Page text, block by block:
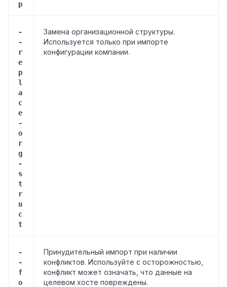
p
-
-
r
e
p
l
a
c
e
-
o
r
g
-
s
t
r
u
c
t
Замена организационной структуры.
Используется только при импорте
конфигурации компании.
-
-
f
o
Принудительный импорт при наличии
конфликтов. Используйте с осторожностью,
конфликт может означать, что данные на
целевом хосте повреждены.